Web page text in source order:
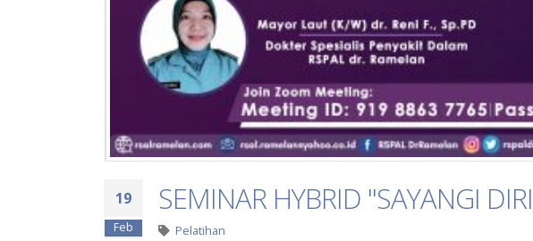
19
Feb
SEMINAR HYBRID "SAYANGI
Pelatihan